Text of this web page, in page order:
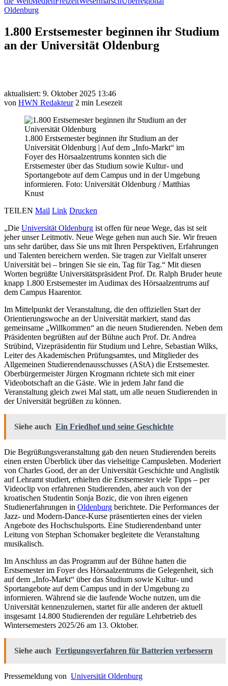
Oldenburg
1.800 Erstsemester beginnen ihr Studium
an der Universität Oldenburg
aktualisiert: 9. Oktober 2025 13:46
von HWN Redakteur 2 min Lesezeit
1.800 Erstsemester beginnen ihr Studium an der
Universität Oldenburg | Auf dem „Info-Markt“ im
Foyer des Hörsaalzentrums konnten sich die
Erstsemester über das Studium sowie Kultur- und
Sportangebote auf dem Campus und in der Umgebung
informieren. Foto: Universität Oldenburg / Matthias
Knust
TEILEN Mail Link Drucken
„Die Universität Oldenburg ist offen für neue Wege, das ist seit
jeher unser Leitmotiv. Neue Wege gehen nun auch Sie. Wir freuen
uns sehr darüber, dass Sie uns mit Ihren Perspektiven, Erfahrungen
und Talenten bereichern werden. Sie tragen zur Vielfalt unserer
Universität bei – bringen Sie sie ein, Tag für Tag.“ Mit diesen
Worten begrüßte Universitätspräsident Prof. Dr. Ralph Bruder heute
knapp 1.800 Erstsemester im Audimax des Hörsaalzentrums auf
dem Campus Haarentor.
Im Mittelpunkt der Veranstaltung, die den offiziellen Start der
Orientierungswoche an der Universität markiert, stand das
gemeinsame „Willkommen“ an die neuen Studierenden. Neben dem
Präsidenten begrüßten auf der Bühne auch Prof. Dr. Andrea
Strübind, Vizepräsidentin für Studium und Lehre, Sebastian Wilks,
Leiter des Akademischen Prüfungsamtes, und Mitglieder des
Allgemeinen Studierendenausschusses (AStA) die Erstsemester.
Oberbürgermeister Jürgen Krogmann richtete sich mit einer
Videobotschaft an die Gäste. Wie in jedem Jahr fand die
Veranstaltung gleich zwei Mal statt, um alle neuen Studierenden in
der Universität begrüßen zu können.
Siehe auch Ein Friedhof und seine Geschichte
Die Begrüßungsveranstaltung gab den neuen Studierenden bereits
einen ersten Überblick über das vielseitige Campusleben. Moderiert
von Charles Good, der an der Universität Geschichte und Anglistik
auf Lehramt studiert, erhielten die Erstsemester viele Tipps – per
Videoclip von erfahrenen Studierenden, aber auch von der
kroatischen Studentin Sonja Bozic, die von ihren eigenen
Studienerfahrungen in Oldenburg berichtete. Die Performances der
Jazz- und Modern-Dance-Kurse präsentierten eines der vielen
Angebote des Hochschulsports. Eine Studierendenband unter
Leitung von Stephan Schomaker begleitete die Veranstaltung
musikalisch.
Im Anschluss an das Programm auf der Bühne hatten die
Erstsemester im Foyer des Hörsaalzentrums die Gelegenheit, sich
auf dem „Info-Markt“ über das Studium sowie Kultur- und
Sportangebote auf dem Campus und in der Umgebung zu
informieren. Während sie die laufende Woche nutzen, um die
Universität kennenzulernen, startet für alle anderen der aktuell
insgesamt 14.800 Studierenden der reguläre Lehrbetrieb des
Wintersemesters 2025/26 am 13. Oktober.
Siehe auch Fertigungsverfahren für Batterien verbessern
Pressemeldung von Universität Oldenburg